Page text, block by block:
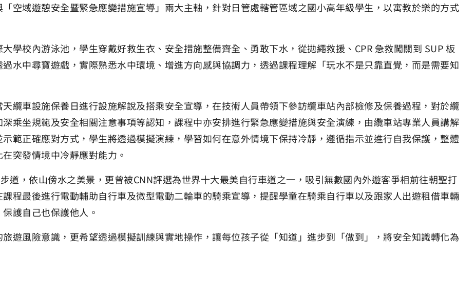
空域遊憩安全暨緊急應變措施宣導」兩大主軸，針對日管處轄管區域之國小高年級學生，以寓教於樂的方式
學校內游泳池，學生穿戴好救生衣、安全措施整備齊全、勇敢下水，從拋繩救援、CPR 急救闖關到 SUP 板
水中尋寶遊戲，實際熟悉水中環境、增進方向感與協調力，透過課程理解「玩水不是只靠直覺，而是需要知
纜車設施保養日進行設施解說及搭乘安全宣導，在技術人員帶領下參訪纜車站內部檢修及保養過程，對於纜
乘坐規範及安全相關注意事項等認知，課程中亦安排進行緊急應變措施與安全演練，由纜車站專業人員講解
範正確應對方式，學生將透過模擬演練，學習如何在意外情境下保持冷靜，遵循指示並進行自我保護，整體
突發情境中冷靜應對能力。
道，依山傍水之美景，更曾被CNN評選為世界十大最美自行車道之一，吸引無數國內外遊客爭相前往朝聖打
程最後進行電動輔助自行車及微型電動二輪車的騎乘宣導，提醒學童在騎乘自行車以及跟家人出遊租借車輛
護自己也保護他人。
遊風險意識，更希望透過模擬訓練與實地操作，讓每位孩子從「知道」進步到「做到」，將安全知識轉化為